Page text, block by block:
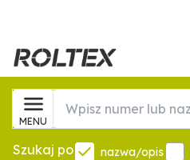
MENU
Szukaj po nazwa/opis